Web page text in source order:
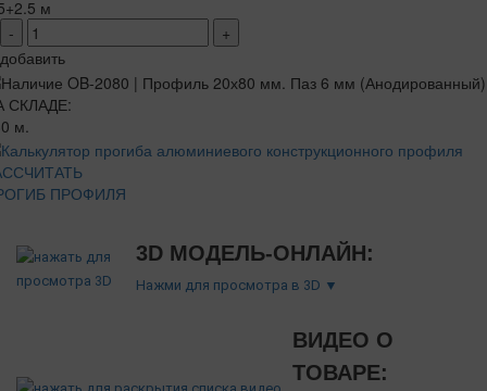
м
-
+
добавить
СКЛАДЕ:
м.
ПРОФИЛЯ
3D МОДЕЛЬ-ОНЛАЙН:
Нажми для просмотра в 3D ▼
ВИДЕО О
ТОВАРЕ: